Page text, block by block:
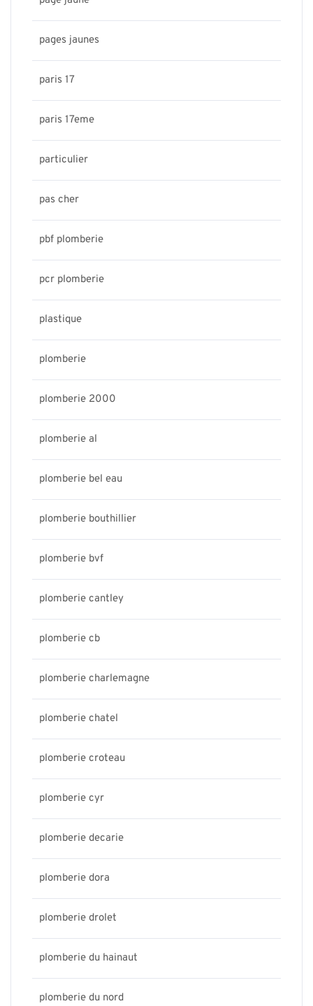
pages jaunes
paris 17
paris 17eme
particulier
pas cher
pbf plomberie
pcr plomberie
plastique
plomberie
plomberie 2000
plomberie al
plomberie bel eau
plomberie bouthillier
plomberie bvf
plomberie cantley
plomberie cb
plomberie charlemagne
plomberie chatel
plomberie croteau
plomberie cyr
plomberie decarie
plomberie dora
plomberie drolet
plomberie du hainaut
plomberie du nord